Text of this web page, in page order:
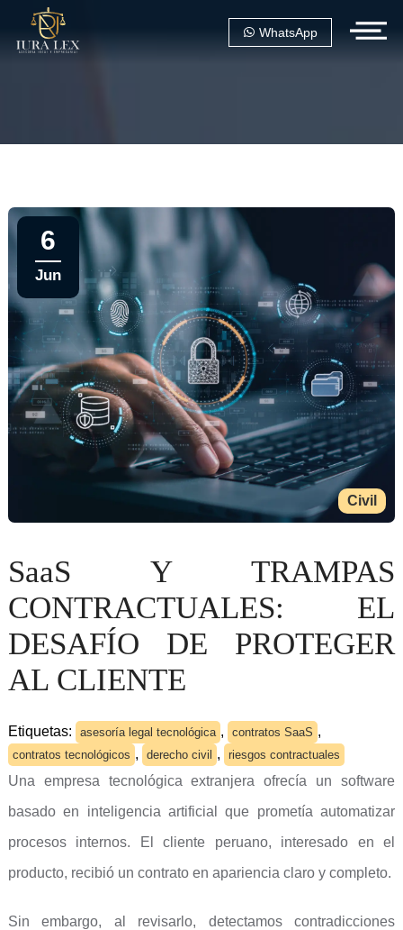
WhatsApp
Civil
6
Jun
SaaS Y TRAMPAS
CONTRACTUALES: EL
DESAFÍO DE PROTEGER
AL CLIENTE
Etiquetas: asesoría legal tecnológica , contratos SaaS ,
contratos tecnológicos , derecho civil , riesgos contractuales
Una empresa tecnológica extranjera ofrecía un software
basado en inteligencia artificial que prometía automatizar
procesos internos. El cliente peruano, interesado en el
producto, recibió un contrato en apariencia claro y completo.
Sin embargo, al revisarlo, detectamos contradicciones